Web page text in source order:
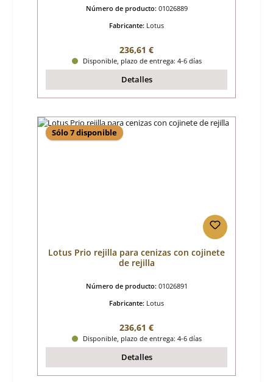
Número de producto: 01026889
Fabricante: Lotus
Precio normal:
236,61 €
Disponible, plazo de entrega: 4-6 días
Detalles
Sólo 7 disponible
Lotus Prio rejilla para cenizas con cojinete
de rejilla
Número de producto: 01026891
Fabricante: Lotus
Precio normal:
236,61 €
Disponible, plazo de entrega: 4-6 días
Detalles